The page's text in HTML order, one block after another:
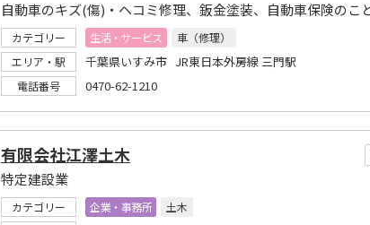
カテゴリー 生活・サービス
車（修理）
エリア・駅
千葉県いすみ市 JR東日本外房線 三門駅
電話番号 0470-62-1210
有限会社江澤土木
特定建設業
カテゴリー 企業・事務所
土木